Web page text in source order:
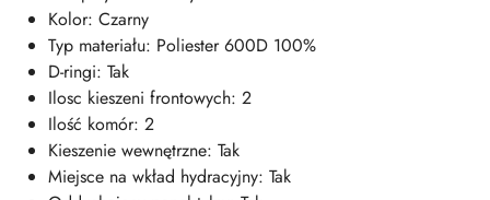
Kolor: Czarny
Typ materiału: Poliester 600D 100%
D-ringi: Tak
Ilosc kieszeni frontowych: 2
Ilość komór: 2
Kieszenie wewnętrzne: Tak
Miejsce na wkład hydracyjny: Tak